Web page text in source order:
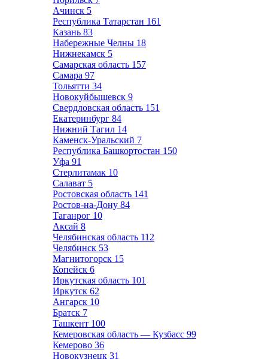
Ачинск 5
Республика Татарстан 161
Казань 83
Набережные Челны 18
Нижнекамск 5
Самарская область 157
Самара 97
Тольятти 34
Новокуйбышевск 9
Свердловская область 151
Екатеринбург 84
Нижний Тагил 14
Каменск-Уральский 7
Республика Башкортостан 150
Уфа 91
Стерлитамак 10
Салават 5
Ростовская область 141
Ростов-на-Дону 84
Таганрог 10
Аксай 8
Челябинская область 112
Челябинск 53
Магнитогорск 15
Копейск 6
Иркутская область 101
Иркутск 62
Ангарск 10
Братск 7
Ташкент 100
Кемеровская область — Кузбасс 99
Кемерово 36
Новокузнецк 31